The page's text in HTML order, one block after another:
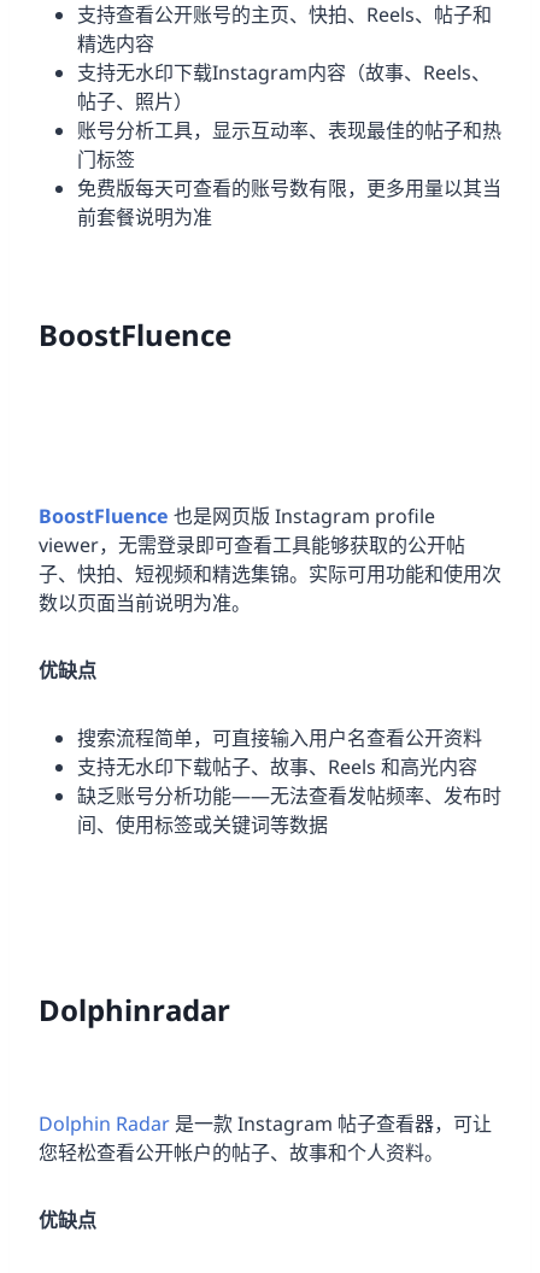
支持查看公开账号的主页、快拍、Reels、帖子和
精选内容
支持无水印下载Instagram内容（故事、Reels、
帖子、照片）
账号分析工具，显示互动率、表现最佳的帖子和热
门标签
免费版每天可查看的账号数有限，更多用量以其当
前套餐说明为准
BoostFluence
BoostFluence 也是网页版 Instagram profile
viewer，无需登录即可查看工具能够获取的公开帖
子、快拍、短视频和精选集锦。实际可用功能和使用次
数以页面当前说明为准。
优缺点
搜索流程简单，可直接输入用户名查看公开资料
支持无水印下载帖子、故事、Reels 和高光内容
缺乏账号分析功能——无法查看发帖频率、发布时
间、使用标签或关键词等数据
Dolphinradar
Dolphin Radar 是一款 Instagram 帖子查看器，可让
您轻松查看公开帐户的帖子、故事和个人资料。
优缺点